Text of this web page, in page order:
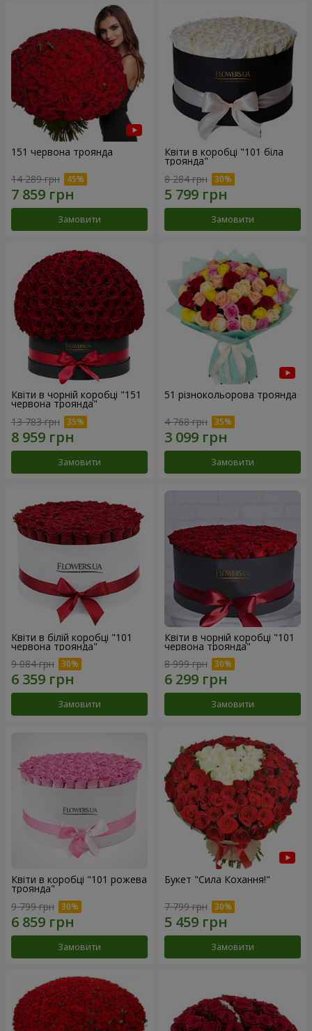
151 червона троянда
14 289 грн
Замовити
Квіти в коробці "101 біла
троянда"
8 284 грн
Замовити
Квіти в чорній коробці "151
червона троянда"
13 783 грн
Замовити
51 різнокольорова троянда
4 768 грн
Замовити
Квіти в білій коробці "101
червона троянда"
9 084 грн
Замовити
Квіти в чорній коробці "101
червона троянда"
8 999 грн
Замовити
Квіти в коробці "101 рожева
троянда"
9 799 грн
Замовити
Букет "Сила Кохання!"
7 799 грн
Замовити